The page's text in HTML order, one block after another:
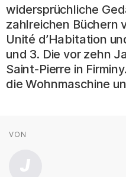
widersprüchliche
zahlreichen Büchern
Unité d’Habitation
und 3. Die vor zehn
Saint-Pierre in
die Wohnmaschine
VON
J